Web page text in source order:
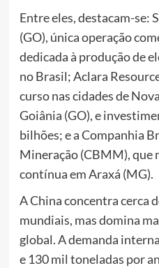
Entre eles, destacam-se:
(GO), única operação
dedicada à produção de
no Brasil; Aclara
curso nas cidades de
Goiânia (GO), e
bilhões; e a Companhia
Mineração (CBMM), que
contínua em Araxá (MG).
A China concentra cerca
mundiais, mas domina
global. A demanda
e 130 mil toneladas por